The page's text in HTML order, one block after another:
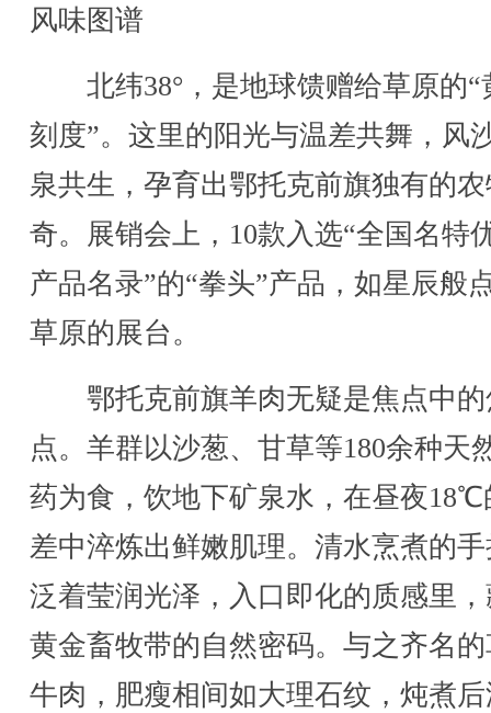
风味图谱
北纬38°，是地球馈赠给草原的“
刻度”。这里的阳光与温差共舞，风
泉共生，孕育出鄂托克前旗独有的
奇。展销会上，10款入选“全国名特
产品名录”的“拳头”产品，如星辰般
草原的展台。
鄂托克前旗羊肉无疑是焦点中的
点。羊群以沙葱、甘草等180余种天
药为食，饮地下矿泉水，在昼夜18℃
差中淬炼出鲜嫩肌理。清水烹煮的
泛着莹润光泽，入口即化的质感里
黄金畜牧带的自然密码。与之齐名
牛肉，肥瘦相间如大理石纹，炖煮